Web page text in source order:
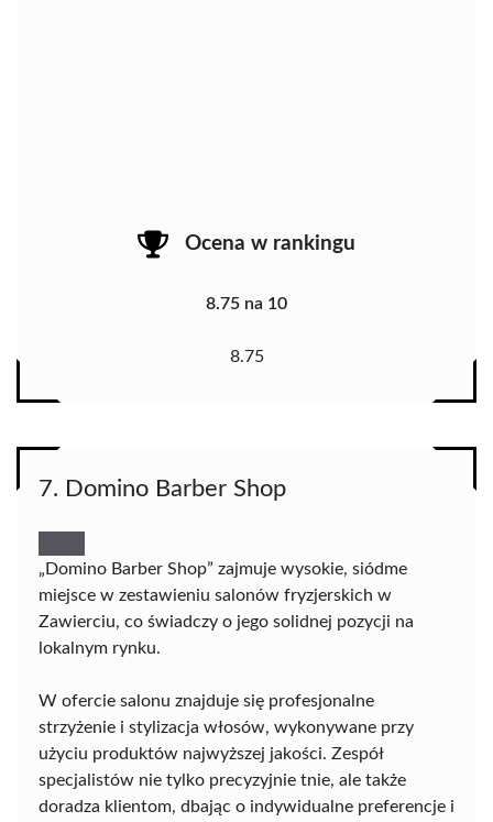
Ocena w rankingu
8.75 na 10
8.75
7. Domino Barber Shop
„Domino Barber Shop” zajmuje wysokie, siódme
miejsce w zestawieniu salonów fryzjerskich w
Zawierciu, co świadczy o jego solidnej pozycji na
lokalnym rynku.
W ofercie salonu znajduje się profesjonalne
strzyżenie i stylizacja włosów, wykonywane przy
użyciu produktów najwyższej jakości. Zespół
specjalistów nie tylko precyzyjnie tnie, ale także
doradza klientom, dbając o indywidualne preferencje i